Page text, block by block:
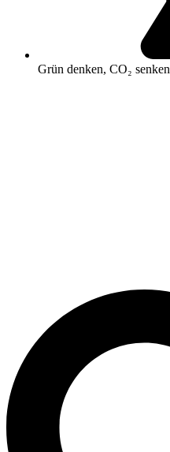
Grün denken, CO₂ senken